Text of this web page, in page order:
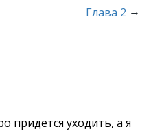
Глава 2 →
придется уходить, а я